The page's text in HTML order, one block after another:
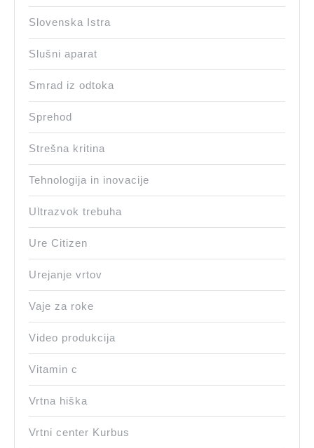
Slovenska Istra
Slušni aparat
Smrad iz odtoka
Sprehod
Strešna kritina
Tehnologija in inovacije
Ultrazvok trebuha
Ure Citizen
Urejanje vrtov
Vaje za roke
Video produkcija
Vitamin c
Vrtna hiška
Vrtni center Kurbus